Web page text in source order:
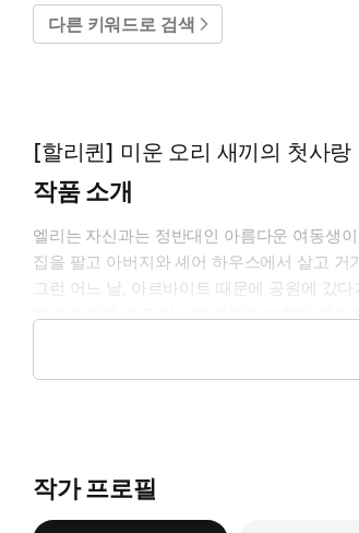
다른 키워드로 검색
[할리퀸] 미운 오리 새끼의 첫사랑
작품 소개
엘리는 자신과는 정반대인 아름다운 여동생
집을 팔고 아버지와 셰어 하우스에서 살고
그런 어느 날, 아르바이트 때문에 공원에 갔
엘리가 말을 걸고 있는데 아이의 보호자 루카
대기업 CEO인 그는 위압적으로 「마음 써
작가 프로필